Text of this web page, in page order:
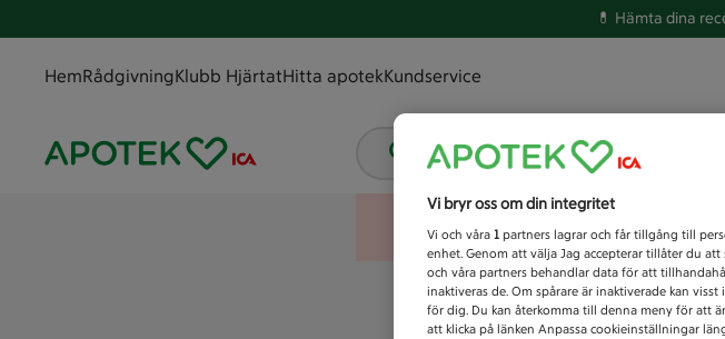
💊 Hämta dina
HemRådgivningKlubb HjärtatHitta apotekKundservice
Vad letar du efter idag?
Vi bryr oss om din integritet
Vi och våra 1 partners lagrar och får tillgång till
enhet. Genom att välja Jag accepterar tillåter du
och våra partners behandlar data för att
inaktiveras de. Om spårare är inaktiverade kan
för dig. Du kan återkomma till denna meny för att
att klicka på länken Anpassa cookieinställningar